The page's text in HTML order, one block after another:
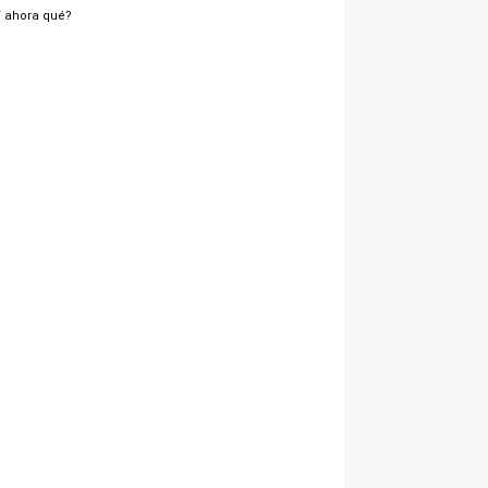
ahora qué?